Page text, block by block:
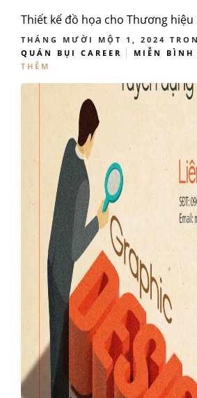
Thiết kế đồ họa cho Thương hiệu
THÁNG MƯỜI MỘT 1, 2024
QUÁN BỤI CAREER
MIỄN BÌNH
THÊM